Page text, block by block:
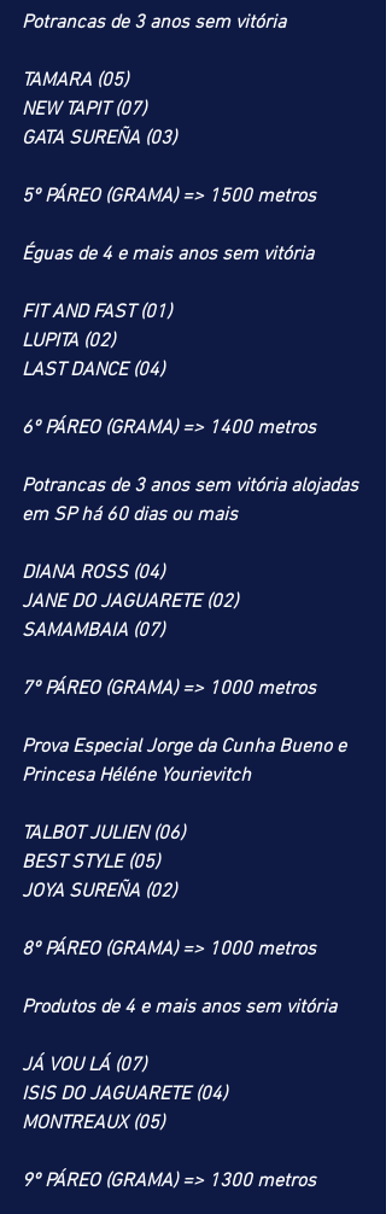
Potrancas de 3 anos sem vitória
TAMARA (05)
NEW TAPIT (07)
GATA SUREÑA (03)
5º PÁREO (GRAMA) => 1500 metros
Éguas de 4 e mais anos sem vitória
FIT AND FAST (01)
LUPITA (02)
LAST DANCE (04)
6º PÁREO (GRAMA) => 1400 metros
Potrancas de 3 anos sem vitória alojadas
em SP há 60 dias ou mais
DIANA ROSS (04)
JANE DO JAGUARETE (02)
SAMAMBAIA (07)
7º PÁREO (GRAMA) => 1000 metros
Prova Especial Jorge da Cunha Bueno e
Princesa Héléne Yourievitch
TALBOT JULIEN (06)
BEST STYLE (05)
JOYA SUREÑA (02)
8º PÁREO (GRAMA) => 1000 metros
Produtos de 4 e mais anos sem vitória
JÁ VOU LÁ (07)
ISIS DO JAGUARETE (04)
MONTREAUX (05)
9º PÁREO (GRAMA) => 1300 metros